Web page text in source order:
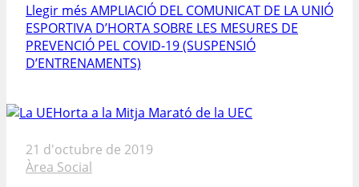
Llegir més AMPLIACIÓ DEL COMUNICAT DE LA UNIÓ
ESPORTIVA D’HORTA SOBRE LES MESURES DE
PREVENCIÓ PEL COVID-19 (SUSPENSIÓ
D’ENTRENAMENTS)
21 d'octubre de 2019
Àrea Social